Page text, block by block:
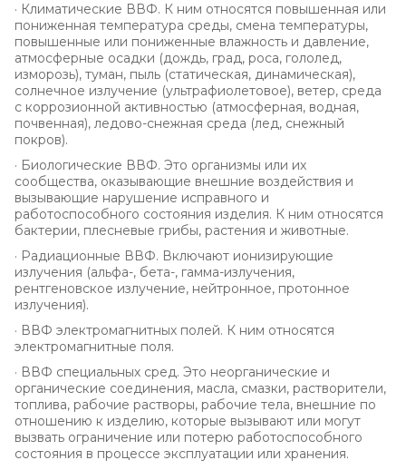
· Климатические ВВФ. К ним относятся повышенная или
пониженная температура среды, смена температуры,
повышенные или пониженные влажность и давление,
атмосферные осадки (дождь, град, роса, гололед,
изморозь), туман, пыль (статическая, динамическая),
солнечное излучение (ультрафиолетовое), ветер, среда
с коррозионной активностью (атмосферная, водная,
почвенная), ледово-снежная среда (лед, снежный
покров).
· Биологические ВВФ. Это организмы или их
сообщества, оказывающие внешние воздействия и
вызывающие нарушение исправного и
работоспособного состояния изделия. К ним относятся
бактерии, плесневые грибы, растения и животные.
· Радиационные ВВФ. Включают ионизирующие
излучения (альфа-, бета-, гамма-излучения,
рентгеновское излучение, нейтронное, протонное
излучения).
· ВВФ электромагнитных полей. К ним относятся
электромагнитные поля.
· ВВФ специальных сред. Это неорганические и
органические соединения, масла, смазки, растворители,
топлива, рабочие растворы, рабочие тела, внешние по
отношению к изделию, которые вызывают или могут
вызвать ограничение или потерю работоспособного
состояния в процессе эксплуатации или хранения.